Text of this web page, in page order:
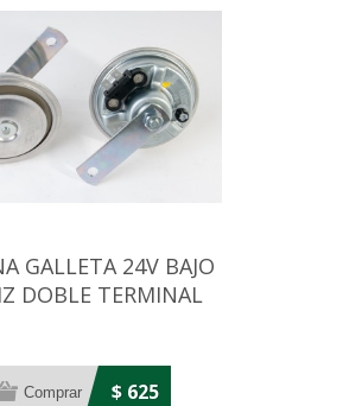
GALLETA 24V BAJO
DOBLE TERMINAL
$ 625